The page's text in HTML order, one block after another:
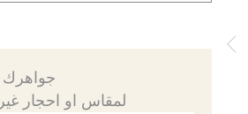
جواهرك
لمقاس او احجار